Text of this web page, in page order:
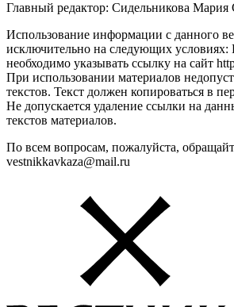
Главный редактор: Сидельникова Мария
Использование информации с данного
исключительно на следующих условиях:
необходимо указывать ссылку на сайт
При использовании материалов
текстов. Текст должен копироваться в
Не допускается удаление ссылки на
текстов материалов.
По всем вопросам, пожалуйста,
vestnikkavkaza@mail.ru